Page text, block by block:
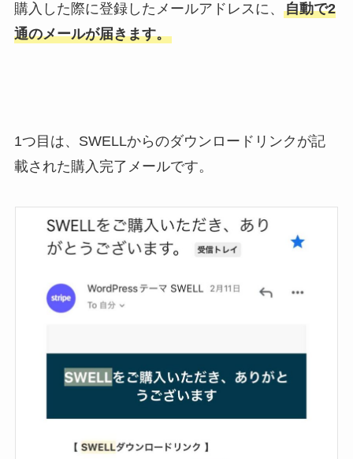
購入した際に登録したメールアドレスに、 自動で2
通のメールが届きます。
1つ目は、SWELLからのダウンロードリンクが記
載された購入完了メールです。